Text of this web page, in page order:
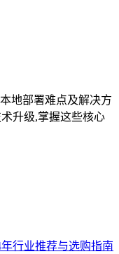
地部署难点及解决方
升级,掌握这些核心
行业推荐与选购指南